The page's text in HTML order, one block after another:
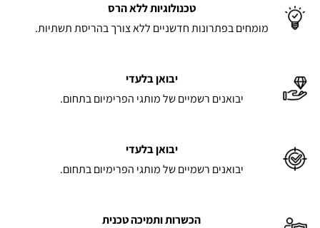
טכנולוגיות ללא הרס
מומחים בפתרונות חדשניים ללא צורך בהריסת תשתיות.
יבואן בלעדי
יבואנים רשמיים של מותגי הפרימיום בתחום.
יבואן בלעדי
יבואנים רשמיים של מותגי הפרימיום בתחום.
הכשרות ותמיכה טכנית